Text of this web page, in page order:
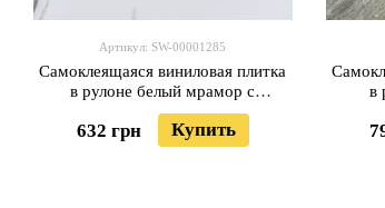
Артикул: SW-00001285
Самоклеящаяся виниловая плитка
в рулоне белый мрамор с
прожилками 3000х600х2мм
Глянец SW-00001285
632 грн Купить
в